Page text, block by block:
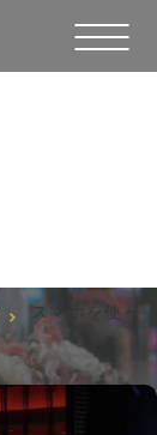
スマホを使っ